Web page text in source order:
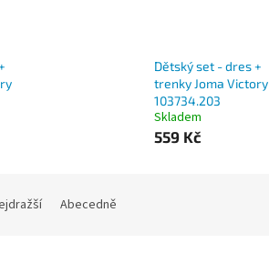
Dětský set - dres +
trenky Joma Victory
103734.203
Skladem
559 Kč
Abecedně